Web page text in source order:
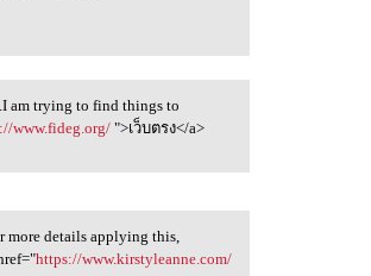
am trying to find things to
www.fideg.org/">เว็บตรง</a>
more details applying this,
https://www.kirstyleanne.com/